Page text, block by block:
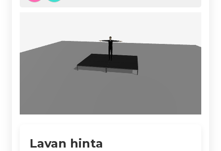
Lavan hinta